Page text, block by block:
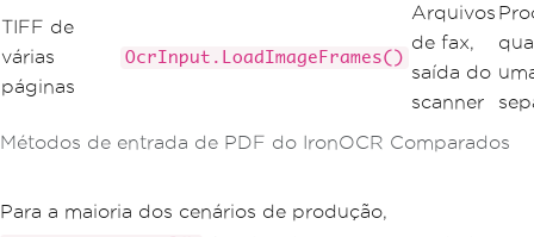
Métodos de entrada de PDF do IronOCR Comparados
TIFF de
várias
páginas
OcrInput.LoadImageFrames()
Arquivos
de fax,
saída do
scanner
Para a maioria dos cenários de produção,